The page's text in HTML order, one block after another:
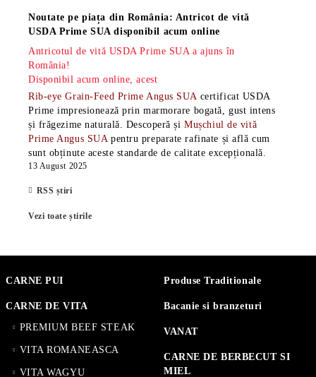
Noutate pe piața din România: Antricot de vită
USDA Prime SUA disponibil acum online
Antricotul de vită USDA Prime SUA a ajuns în
România!
Disponibil acum online, acest
Rib-eye Grain-Feed Prime Angus SUA certificat USDA
Prime impresionează prin marmorare bogată, gust intens
și frăgezime naturală. Descoperă șiMușchiul de vită
Prime Angus SUA pentru preparate rafinate și află cum
sunt obținute aceste standarde de calitate excepțională.
13 August 2025
RSS știri
Vezi toate știrile
CARNE PUI
CARNE DE VITA
PREMIUM BEEF STEAK
VITA ROMANEASCA
VITA WAGYU
Produse Traditionale
Bacanie si branzeturi
VANAT
CARNE DE BERBECUT SI
MIEL